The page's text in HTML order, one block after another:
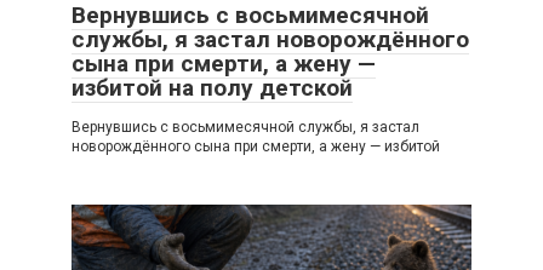
Вернувшись с восьмимесячной
службы, я застал новорождённого
сына при смерти, а жену —
избитой на полу детской
Вернувшись с восьмимесячной службы, я застал
новорождённого сына при смерти, а жену — избитой